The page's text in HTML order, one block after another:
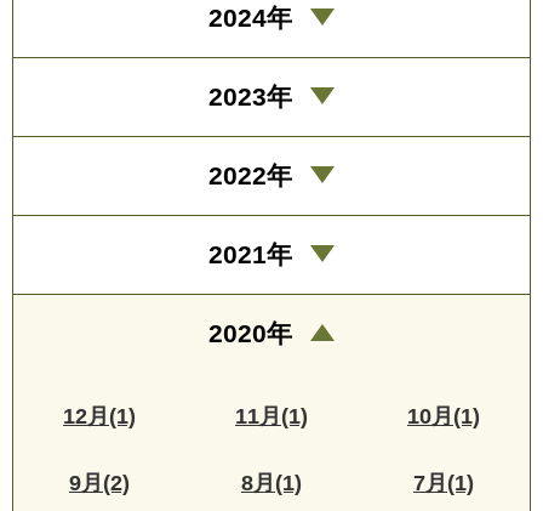
2024年
2023年
2022年
2021年
2020年
12月(1) 11月(1) 10月(1)
9月(2) 8月(1) 7月(1)